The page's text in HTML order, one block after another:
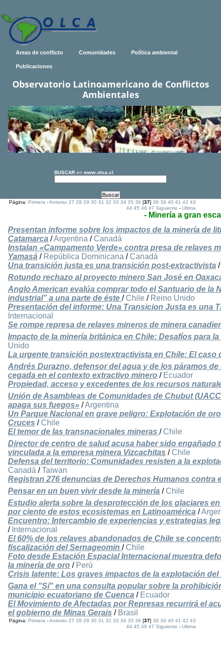
Areas de conflicto Comunidades Política ambiental
Publicaciones
Observatorio Latinoamericano de Conflictos
Ambientales
BUSCAR en www.olca.cl
Página:Primera -Anterior 27 28 29 30 31 32 33 34 35 36 [37]38 39 40 41 42 43
44 45 46 47 Siguiente -Ultima
- Minería a gran
Presentan informe sobre los impactos de la minería de
Catamarca /Argentina / Canadá
Instalan «Campamento Verde» contra presa de relaves
Yamasá / República Dominicana / Canadá
Una transición justa es una transición post-extractivista
Rotundo rechazo al proyecto minero San José en
Anglo American evalúa comprar todo el Santuario de la
industrial” a una parte de éste / Chile / Reino Unido
Presentación del informe: Una Transicion Justa es una
Internacional
Se rompe represa de relaves mineros de minera
Impacto de la minería británica en Chile: Desafíos para
Unido
La urgente transición postextractivista en Chile: El caso
Andrés Durazno, defensor del agua y de los páramos
cegada en el contexto extractivo minero / Ecuador
Propiedad, acceso y excedentes de los recursos
Unión de Asambleas de Comunidades de Chubut
apaga sus fuegos» /Argentina
Un Parque Nacional en grave peligro: Explotación de
Cruces / Chile
El temor de las transnacionales mineras / Chile
Director de centro de salud acusa haber sido engañado
vinculada a la empresa minera Vizcachitas / Chile
Defensa del territorio: Comunidades resisten a la
Canadá /Taiwan
Registran 276 denuncias de Derechos Humanos contra
Pensar en un buen vivir desde la minería / Chile
Estudio alerta sobre la desprotección de los glaciares
por ciento de estos ecosistemas en Latinoamérica /
Encuentro: Intercambio de experiencias y estrategias
/ Internacional
El 60% de los relaves abandonados de Chile se
fiscalización del Sernageomin / Chile
Foto desde Estación Espacial Internacional muestra
la minería de oro / Perú
Crisis latente: Los graves impactos de la explotación del
Gana el "Sí" en una consulta popular sobre la
municipio ecuatoriano de Cuenca / Ecuador
El Movimiento de Afectadas por Represas recurrirá el
el gobierno de Minas Gerais / Brasil
Página:Primera -Anterior 27 28 29 30 31 32 33 34 35 36 [37]38 39 40 41 42 43
44 45 46 47 Siguiente -Ultima